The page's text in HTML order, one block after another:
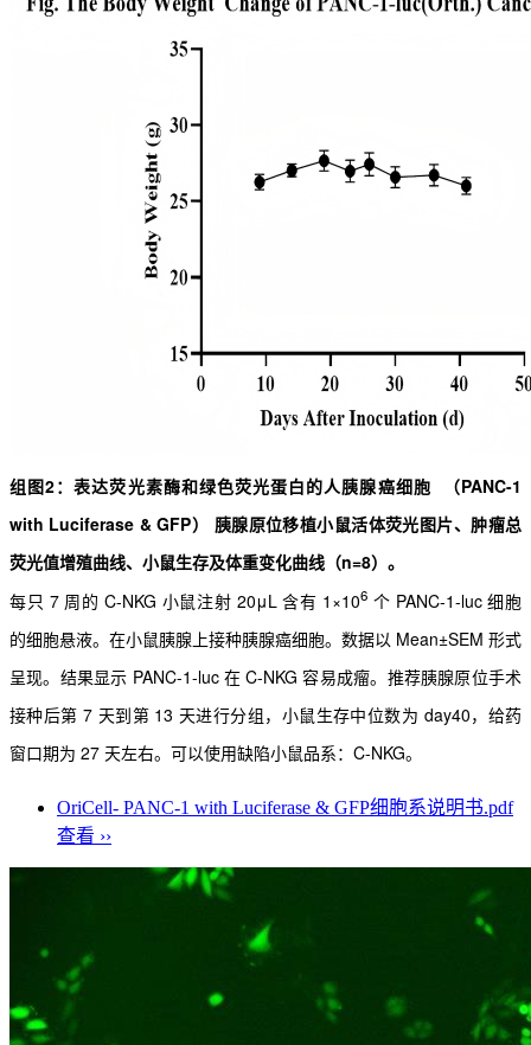
组图2：表达荧光素酶和绿色荧光蛋白的人胰腺癌细胞
（PANC-1
with Luciferase & GFP）
胰腺原位移植小鼠活体荧光图片、肿瘤总
荧光值增殖曲线、小鼠生存及体重变化曲线（n=8）。
每只 7 周的 C-NKG 小鼠注射 20μL 含有 1×106 个 PANC-1-luc 细胞
的细胞悬液。在小鼠胰腺上接种胰腺癌细胞。数据以 Mean±SEM 形式
呈现。结果显示 PANC-1-luc 在 C-NKG 容易成瘤。 推荐胰腺原位手术
接种后第 7 天到第 13 天进行分组，小鼠生存中位数为 day40，给药
窗口期为 27 天左右。可以使用缺陷小鼠品系：C-NKG。
OriCell- PANC-1 with Luciferase & GFP细胞系说明书.pdf
查看 ››